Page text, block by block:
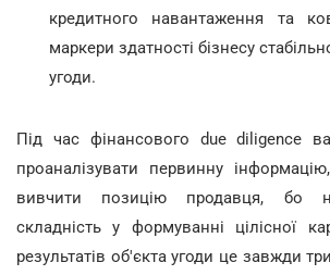
кредитного навантаження та
маркери здатності бізнесу
угоди.
Під час фінансового due diligence
проаналізувати первинну
вивчити позицію продавця, бо
складність у формуванні цілісної
результатів об'єкта угоди це завжди